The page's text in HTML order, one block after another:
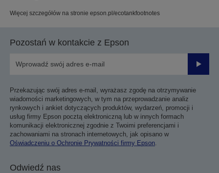
Więcej szczegółów na stronie epson.pl/ecotankfootnotes
Pozostań w kontakcie z Epson
Przekazując swój adres e-mail, wyrażasz zgodę na otrzymywanie
wiadomości marketingowych, w tym na przeprowadzanie analiz
rynkowych i ankiet dotyczących produktów, wydarzeń, promocji i
usług firmy Epson pocztą elektroniczną lub w innych formach
komunikacji elektronicznej zgodnie z Twoimi preferencjami i
zachowaniami na stronach internetowych, jak opisano w
Oświadczeniu o Ochronie Prywatności firmy Epson.
Odwiedź nas